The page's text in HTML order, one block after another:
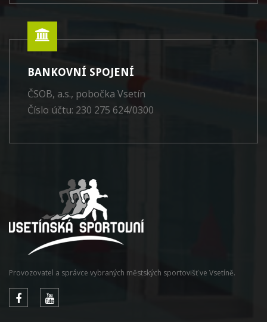
BANKOVNÍ SPOJENÍ
ČSOB, a.s., pobočka Vsetín
Číslo účtu: 230 275 624/0300
Provozovatel a správce vybraných městských sportovišť ve Vsetíně.